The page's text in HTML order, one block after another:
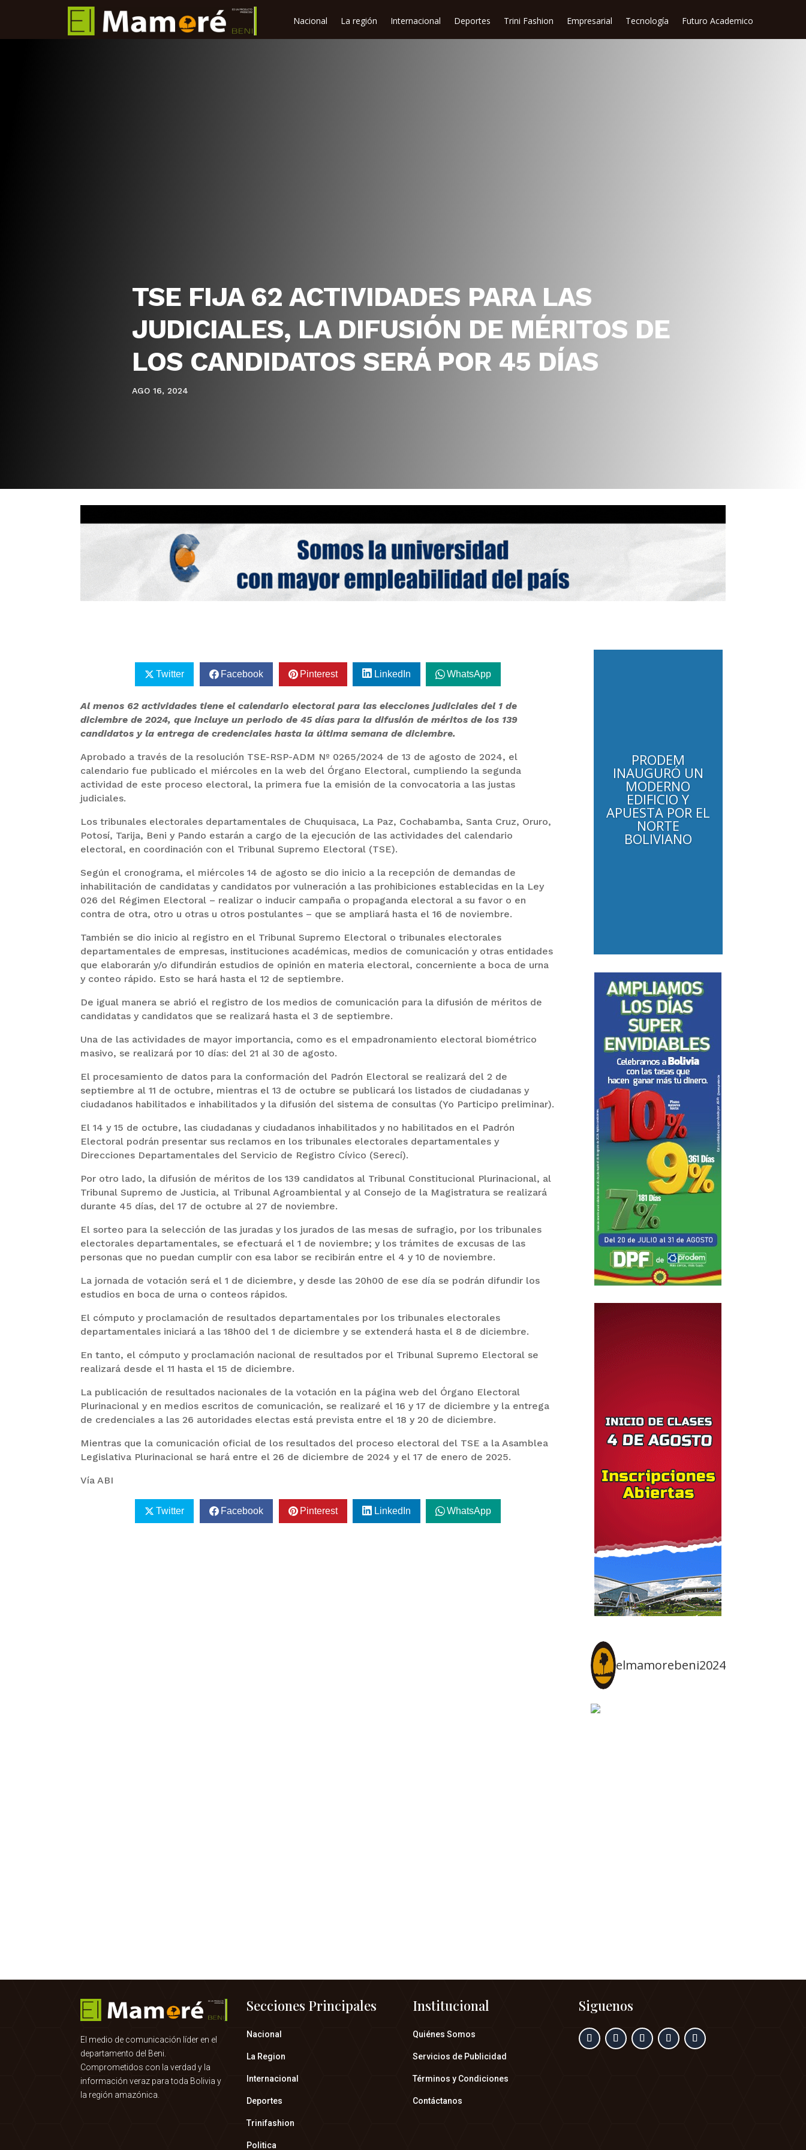
Nacional La región Internacional Deportes Trini Fashion Empresarial Tecnología Futuro Academico
TSE FIJA 62 ACTIVIDADES PARA LAS
JUDICIALES, LA DIFUSIÓN DE MÉRITOS DE
LOS CANDIDATOS SERÁ POR 45 DÍAS
AGO 16, 2024
Twitter Facebook Pinterest LinkedIn WhatsApp
Al menos 62 actividades tiene el calendario electoral para las elecciones judiciales del 1 de
diciembre de 2024, que incluye un periodo de 45 días para la difusión de méritos de los 139
candidatos y la entrega de credenciales hasta la última semana de diciembre.
Aprobado a través de la resolución TSE-RSP-ADM Nº 0265/2024 de 13 de agosto de 2024, el
calendario fue publicado el miércoles en la web del Órgano Electoral, cumpliendo la segunda
actividad de este proceso electoral, la primera fue la emisión de la convocatoria a las justas
judiciales.
Los tribunales electorales departamentales de Chuquisaca, La Paz, Cochabamba, Santa Cruz, Oruro,
Potosí, Tarija, Beni y Pando estarán a cargo de la ejecución de las actividades del calendario
electoral, en coordinación con el Tribunal Supremo Electoral (TSE).
Según el cronograma, el miércoles 14 de agosto se dio inicio a la recepción de demandas de
inhabilitación de candidatas y candidatos por vulneración a las prohibiciones establecidas en la Ley
026 del Régimen Electoral – realizar o inducir campaña o propaganda electoral a su favor o en
contra de otra, otro u otras u otros postulantes – que se ampliará hasta el 16 de noviembre.
También se dio inicio al registro en el Tribunal Supremo Electoral o tribunales electorales
departamentales de empresas, instituciones académicas, medios de comunicación y otras entidades
que elaborarán y/o difundirán estudios de opinión en materia electoral, concerniente a boca de urna
y conteo rápido. Esto se hará hasta el 12 de septiembre.
De igual manera se abrió el registro de los medios de comunicación para la difusión de méritos de
candidatas y candidatos que se realizará hasta el 3 de septiembre.
Una de las actividades de mayor importancia, como es el empadronamiento electoral biométrico
masivo, se realizará por 10 días: del 21 al 30 de agosto.
El procesamiento de datos para la conformación del Padrón Electoral se realizará del 2 de
septiembre al 11 de octubre, mientras el 13 de octubre se publicará los listados de ciudadanas y
ciudadanos habilitados e inhabilitados y la difusión del sistema de consultas (Yo Participo preliminar).
El 14 y 15 de octubre, las ciudadanas y ciudadanos inhabilitados y no habilitados en el Padrón
Electoral podrán presentar sus reclamos en los tribunales electorales departamentales y
Direcciones Departamentales del Servicio de Registro Cívico (Serecí).
Por otro lado, la difusión de méritos de los 139 candidatos al Tribunal Constitucional Plurinacional, al
Tribunal Supremo de Justicia, al Tribunal Agroambiental y al Consejo de la Magistratura se realizará
durante 45 días, del 17 de octubre al 27 de noviembre.
El sorteo para la selección de las juradas y los jurados de las mesas de sufragio, por los tribunales
electorales departamentales, se efectuará el 1 de noviembre; y los trámites de excusas de las
personas que no puedan cumplir con esa labor se recibirán entre el 4 y 10 de noviembre.
La jornada de votación será el 1 de diciembre, y desde las 20h00 de ese día se podrán difundir los
estudios en boca de urna o conteos rápidos.
El cómputo y proclamación de resultados departamentales por los tribunales electorales
departamentales iniciará a las 18h00 del 1 de diciembre y se extenderá hasta el 8 de diciembre.
En tanto, el cómputo y proclamación nacional de resultados por el Tribunal Supremo Electoral se
realizará desde el 11 hasta el 15 de diciembre.
La publicación de resultados nacionales de la votación en la página web del Órgano Electoral
Plurinacional y en medios escritos de comunicación, se realizaré el 16 y 17 de diciembre y la entrega
de credenciales a las 26 autoridades electas está prevista entre el 18 y 20 de diciembre.
Mientras que la comunicación oficial de los resultados del proceso electoral del TSE a la Asamblea
Legislativa Plurinacional se hará entre el 26 de diciembre de 2024 y el 17 de enero de 2025.
Vía ABI
Twitter Facebook Pinterest LinkedIn WhatsApp
PRODEM
INAUGURÓ UN
MODERNO
EDIFICIO Y
APUESTA POR EL
NORTE
BOLIVIANO
elmamorebeni2024
El medio de comunicación líder en el
departamento del Beni.
Comprometidos con la verdad y la
información veraz para toda Bolivia y
la región amazónica.
Secciones Principales
Nacional
La Region
Internacional
Deportes
Trinifashion
Politica
Institucional
Quiénes Somos
Servicios de Publicidad
Términos y Condiciones
Contáctanos
Siguenos